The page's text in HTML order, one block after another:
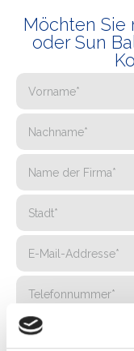
Möchten Sie
oder Sun